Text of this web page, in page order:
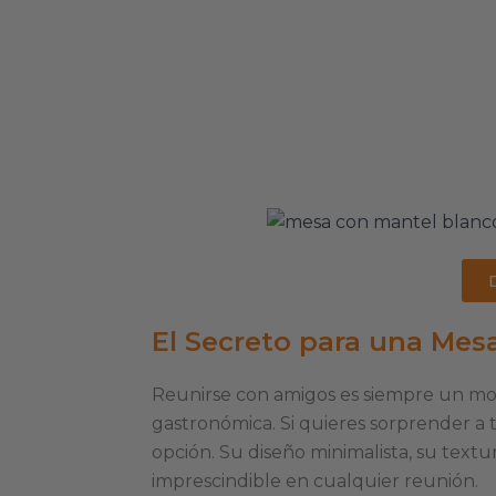
El Secreto para una
Reunirse con amigos es siempre un
gastronómica. Si quieres sorprender
opción. Su diseño minimalista, su
imprescindible en cualquier reunión.